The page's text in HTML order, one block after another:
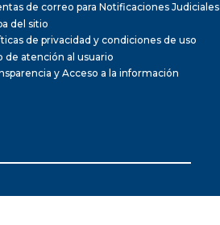
de correo para Notificaciones Judiciales
del sitio
de privacidad y condiciones de uso
de atención al usuario
y Acceso a la información